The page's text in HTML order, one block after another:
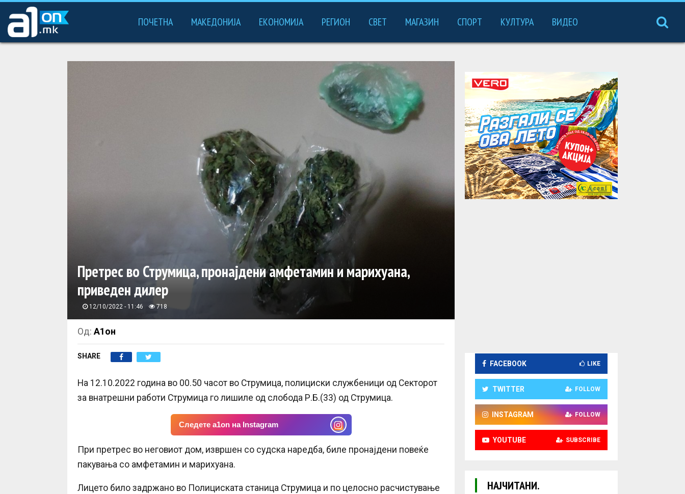
ПОЧЕТНА МАКЕДОНИЈА ЕКОНОМИЈА РЕГИОН СВЕТ МАГАЗИН СПОРТ КУЛТУРА ВИДЕО
Претрес во Струмица, пронајдени амфетамин и марихуана,
приведен дилер
12/10/2022 - 11:46 718
Од: А1он
SHARE
На 12.10.2022 година во 00.50 часот во Струмица, полициски службеници од Секторот
за внатрешни работи Струмица го лишиле од слобода Р.Б.(33) од Струмица.
Следете a1on на Instagram
При претрес во неговиот дом, извршен со судска наредба, биле пронајдени повеќе
пакувања со амфетамин и марихуана.
Лицето било задржано во Полициската станица Струмица и по целосно расчистување
FACEBOOK LIKE
TWITTER FOLLOW
INSTAGRAM FOLLOW
YOUTUBE SUBSCRIBE
НАЈЧИТАНИ.